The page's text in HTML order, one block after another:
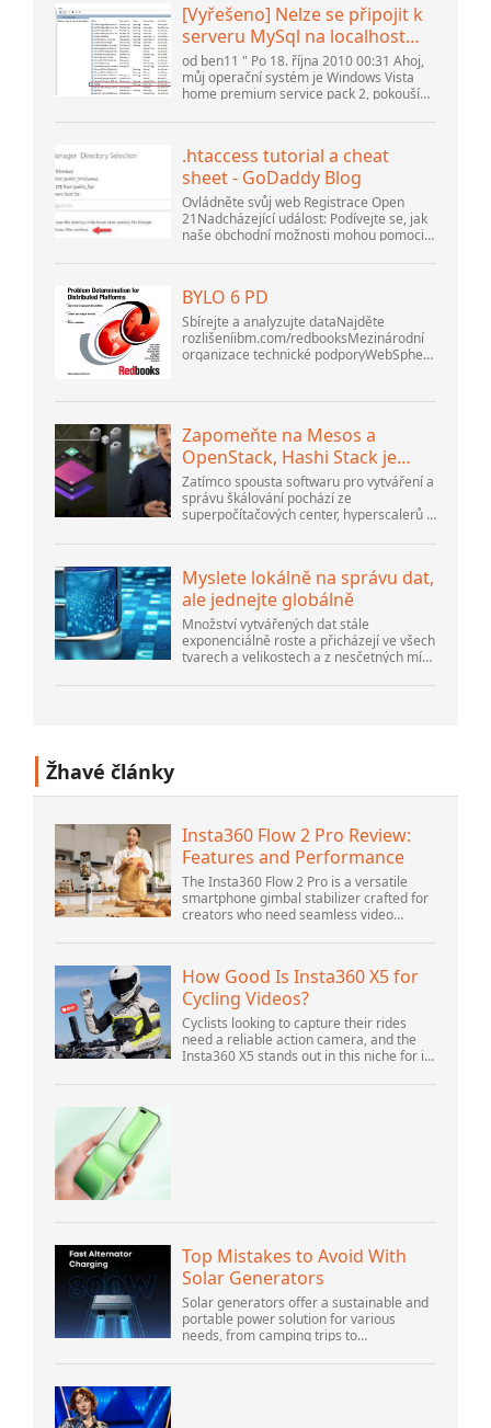
[Vyřešeno] Nelze se připojit k
serveru MySql na localhost
(10061) (Zobrazit téma) *
Fórum komunity Apache
OpenOffice
od ben11 " Po 18. října 2010 00:31 Ahoj,
můj operační systém je Windows Vista
home premium service pack 2, pokouším
verze 5.1. Spustil jsem databázi
.htaccess tutorial a cheat
sheet - GoDaddy Blog
Ovládněte svůj web Registrace Open
21Nadcházející událost: Podívejte se, jak
naše obchodní možnosti mohou pomoci
prostředí na GoDaddy Open 2021 dne 28.
BYLO 6 PD
Sbírejte a analyzujte dataNajděte
rozlišeníibm.com/redbooksMezinárodní
organizace technické podporyWebSphere
PlatformsListopad 2005 SG2...
Zapomeňte na Mesos a
OpenStack, Hashi Stack je
nová další platforma
Zatímco spousta softwaru pro vytváření a
správu škálování pochází ze
superpočítačových center, hyperscalerů a
existuje spousta inovací, které dělají lidé...
Myslete lokálně na správu dat,
ale jednejte globálně
Množství vytvářených dat stále
exponenciálně roste a přicházejí ve všech
tvarech a velikostech a z nesčetných míst.
nestrukturovaný a je to gen...
Žhavé články
Insta360 Flow 2 Pro Review:
Features and Performance
The Insta360 Flow 2 Pro is a versatile
smartphone gimbal stabilizer crafted for
creators who need seamless video
for vlogging, live streaming, and video
How Good Is Insta360 X5 for
Cycling Videos?
Cyclists looking to capture their rides
need a reliable action camera, and the
Insta360 X5 stands out in this niche for its
Offering top-of-the-line 8K 360° video ca...
Top Mistakes to Avoid With
Solar Generators
Solar generators offer a sustainable and
portable power solution for various
needs, from camping trips to
increases, it’s vital to navigate common